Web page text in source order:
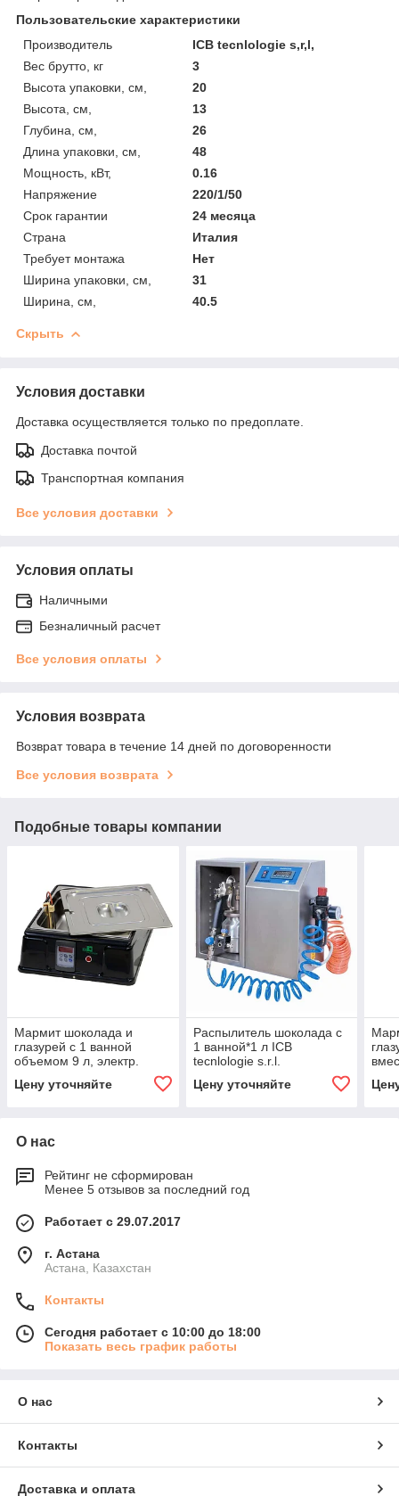
Пользовательские характеристики
Производитель
ICB tecnlologie s,r,l,
Вес брутто, кг
3
Высота упаковки, см,
20
Высота, см,
13
Глубина, см,
26
Длина упаковки, см,
48
Мощность, кВт,
0.16
Напряжение
220/1/50
Срок гарантии
24 месяца
Страна
Италия
Требует монтажа
Нет
Ширина упаковки, см,
31
Ширина, см,
40.5
Скрыть
Условия доставки
Доставка осуществляется только по предоплате.
Доставка почтой
Транспортная компания
Все условия доставки
Условия оплаты
Наличными
Безналичный расчет
Все условия оплаты
Условия возврата
Возврат товара в течение 14 дней по договоренности
Все условия возврата
Подобные товары компании
Мармит шоколада и
глазурей с 1 ванной
объемом 9 л, электр.
термостат ICB tecnlologie
s.r.l. 09.SC9LD
Цену уточняйте
Распылитель шоколада с
1 ванной*1 л ICB
tecnlologie s.r.l.
Цену уточняйте
О нас
Рейтинг не сформирован
Менее 5 отзывов за последний год
Работает с 29.07.2017
г. Астана
Астана, Казахстан
Контакты
Сегодня работает с 10:00 до 18:00
Показать весь график работы
О нас
Контакты
Доставка и оплата